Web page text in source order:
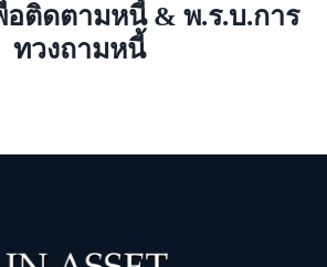
อติดตามหนี้ & พ.ร.บ.การ
ทวงถามหนี้